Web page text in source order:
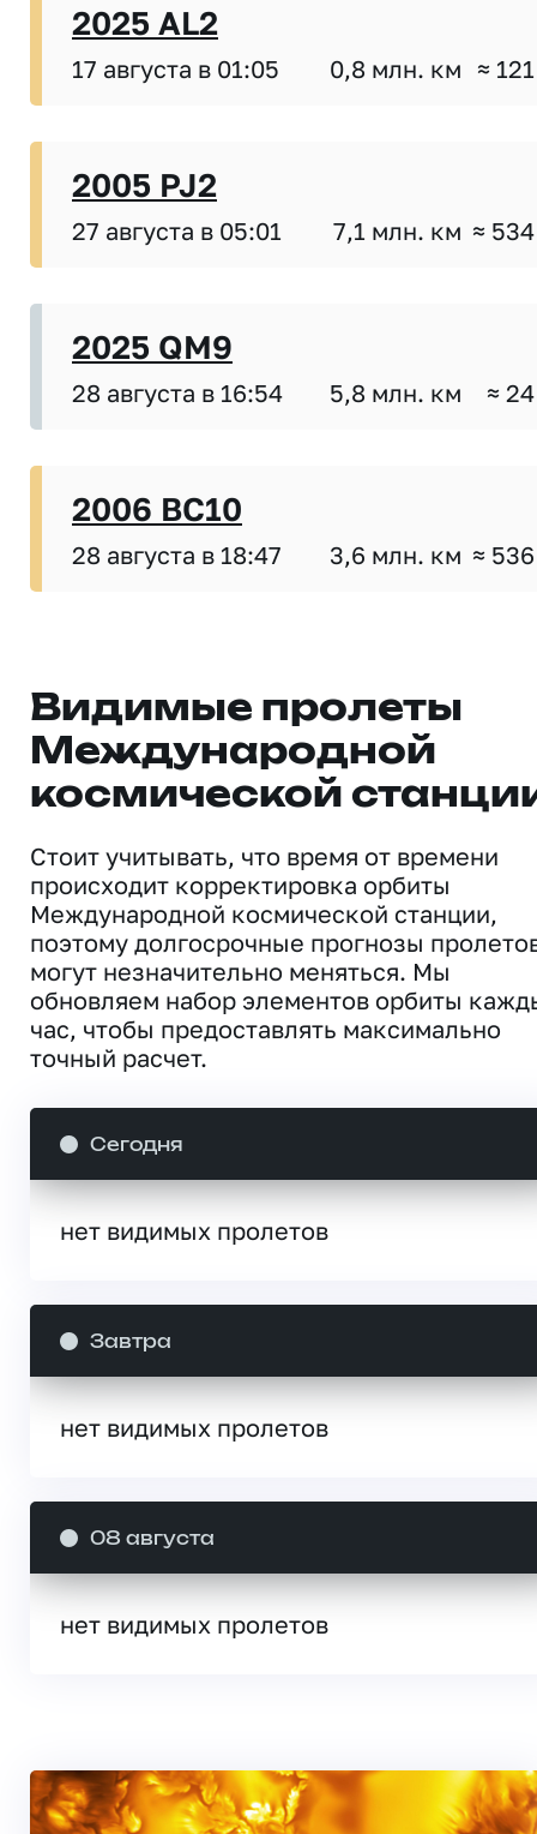
2025 AL2
17 августа в 01:05 0,8 млн. км ≈
2005 PJ2
27 августа в 05:01 7,1 млн. км ≈
2025 QM9
28 августа в 16:54 5,8 млн. км ≈
2006 BC10
28 августа в 18:47 3,6 млн. км ≈
Видимые пролеты
Международной
космической
Стоит учитывать, что время от времени
происходит корректировка орбиты
Международной космической станции,
поэтому долгосрочные прогнозы
могут незначительно меняться. Мы
обновляем набор элементов орбиты
час, чтобы предоставлять максимально
точный расчет.
Сегодня
нет видимых пролетов
Завтра
нет видимых пролетов
08 августа
нет видимых пролетов